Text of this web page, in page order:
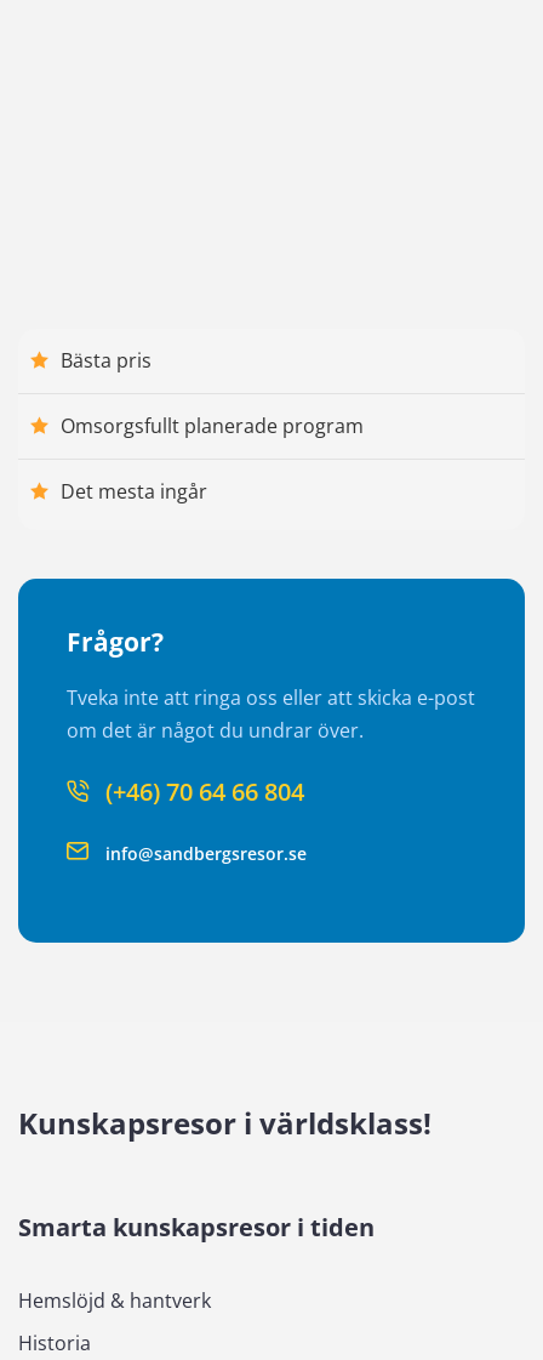
Bästa pris
Omsorgsfullt planerade program
Det mesta ingår
Frågor?
Tveka inte att ringa oss eller att skicka e-post
om det är något du undrar över.
(+46) 70 64 66 804
info@sandbergsresor.se
Kunskapsresor i världsklass!
Smarta kunskapsresor i tiden
Hemslöjd & hantverk
Historia